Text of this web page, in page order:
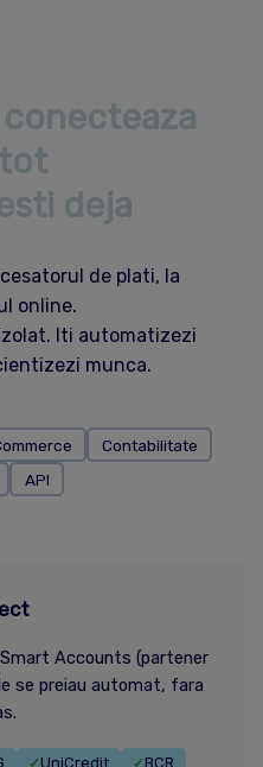
deja
de plati, la
online.
Iti automatizezi
munca.
Contabilitate
API
Accounts (partener
se preiau automat, fara
UniCredit BCR